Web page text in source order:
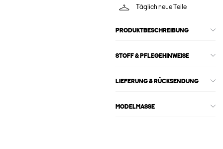
Täglich neue Teile
PRODUKTBESCHREIBUNG
STOFF & PFLEGEHINWEISE
LIEFERUNG & RÜCKSENDUNG
MODELMASSE